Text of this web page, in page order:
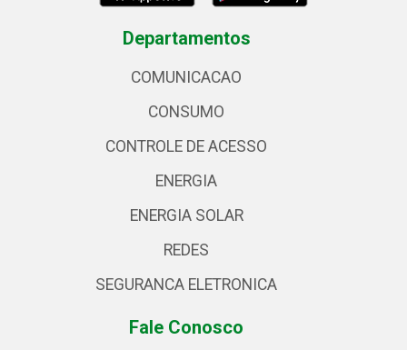
Departamentos
COMUNICACAO
CONSUMO
CONTROLE DE ACESSO
ENERGIA
ENERGIA SOLAR
REDES
SEGURANCA ELETRONICA
Fale Conosco